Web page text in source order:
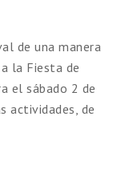
de una manera
la Fiesta de
el sábado 2 de
actividades, de